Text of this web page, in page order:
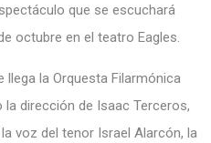
que se escuchará
octubre en el teatro Eagles.
la Orquesta Filarmónica
la dirección de Isaac Terceros,
voz del tenor Israel Alarcón, la